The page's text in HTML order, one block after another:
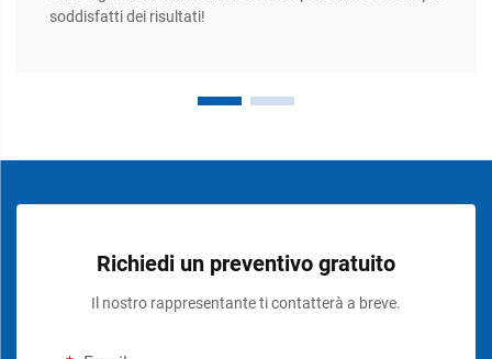
soddisfatti dei risultati!
Richiedi un preventivo gratuito
Il nostro rappresentante ti contatterà a breve.